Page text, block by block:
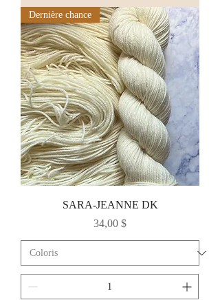
Dernière chance
SARA-JEANNE DK
Prix
34,00 $